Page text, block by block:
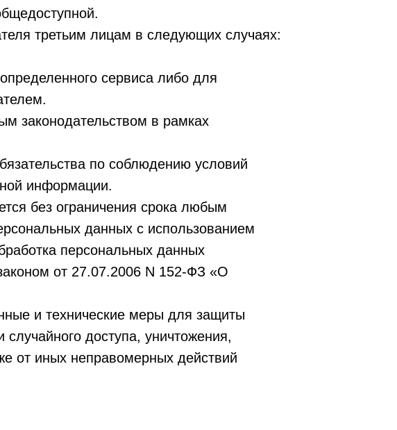
третьим лицам в следующих случаях:
сервиса либо для
законодательством в рамках
по соблюдению условий
информации.
без ограничения срока любым
данных с использованием
персональных данных
от 27.07.2006 N 152-ФЗ «О
и технические меры для защиты
доступа, уничтожения,
от иных неправомерных действий